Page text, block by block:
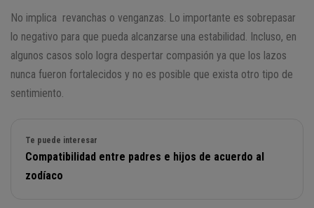
No implica revanchas o venganzas. Lo importante es sobrepasar
lo negativo para que pueda alcanzarse una estabilidad. Incluso, en
algunos casos solo logra despertar compasión ya que los lazos
nunca fueron fortalecidos y no es posible que exista otro tipo de
sentimiento.
Te puede interesar
Compatibilidad entre padres e hijos de acuerdo al
zodíaco